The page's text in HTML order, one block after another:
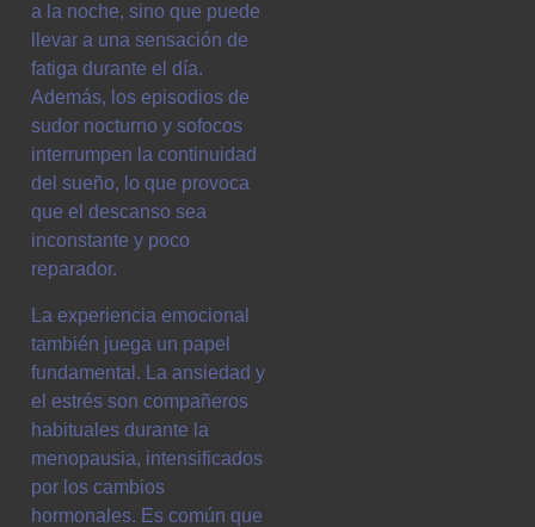
a la noche, sino que puede
llevar a una sensación de
fatiga durante el día.
Además, los episodios de
sudor nocturno y sofocos
interrumpen la continuidad
del sueño, lo que provoca
que el descanso sea
inconstante y poco
reparador.
La experiencia emocional
también juega un papel
fundamental. La ansiedad y
el estrés son compañeros
habituales durante la
menopausia, intensificados
por los cambios
hormonales. Es común que